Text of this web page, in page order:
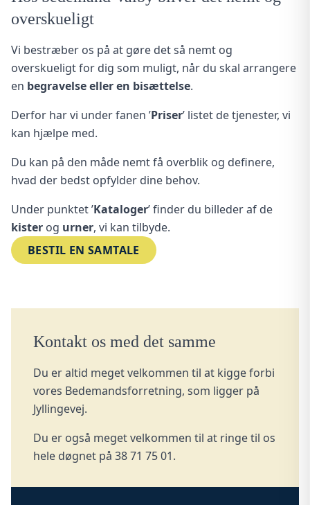
overskueligt
Vi bestræber os på at gøre det så nemt og
overskueligt for dig som muligt, når du skal arrangere
en begravelse eller en bisættelse.
Derfor har vi under fanen ’Priser’ listet de tjenester, vi
kan hjælpe med.
Du kan på den måde nemt få overblik og definere,
hvad der bedst opfylder dine behov.
Under punktet ’Kataloger’ finder du billeder af de
kister og urner, vi kan tilbyde.
BESTIL EN SAMTALE
Kontakt os med det samme
Du er altid meget velkommen til at kigge forbi
vores Bedemandsforretning, som ligger på
Jyllingevej.
Du er også meget velkommen til at ringe til os
hele døgnet på 38 71 75 01.